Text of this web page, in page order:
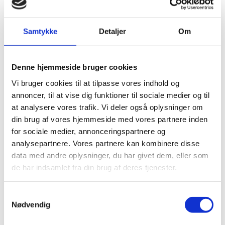
Samtykke Detaljer Om
Denne hjemmeside bruger cookies
Vi bruger cookies til at tilpasse vores indhold og
annoncer, til at vise dig funktioner til sociale medier og til
at analysere vores trafik. Vi deler også oplysninger om
din brug af vores hjemmeside med vores partnere inden
for sociale medier, annonceringspartnere og
analysepartnere. Vores partnere kan kombinere disse
data med andre oplysninger, du har givet dem, eller som
de har indsamlet fra din brug af deres tjenester.
Nødvendig
I Arktis skaber klimaændringerne udfordringer, men
medfører også, at regionen er blevet mere
af nye sejlruter og mere effektiv søtransport,
udvinding af naturressourcer og øget turisme. De nye
muligheder tiltrækker interesse ikke kun regionalt,
men også internationalt, hvor ikke-arktiske aktører i
stigende grad ser et potentiale i regionen. Kongeriget
ønsker, at Arktis fastholdes som et
lavspændingsområde, hvor potentielle konflikter løses
på fredelig vis.
samarbejde, fremmer Kongerigets mærkesager om
bæredygtighed og økonomisk udvikling til gavn for